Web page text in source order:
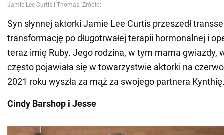
Syn słynnej aktorki Jamie Lee Curtis przeszedł
transformację po długotrwałej terapii hormonalnej i
teraz imię Ruby. Jego rodzina, w tym mama gwiazdy,
często pojawiała się w towarzystwie aktorki na
2021 roku wyszła za mąż za swojego partnera
Cindy Barshop i Jesse